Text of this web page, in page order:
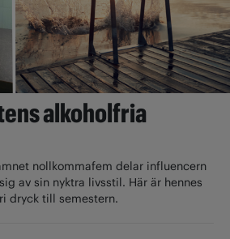
alkoholfria
nollkommafem delar influencern
av sin nyktra livsstil. Här är hennes
dryck till semestern.